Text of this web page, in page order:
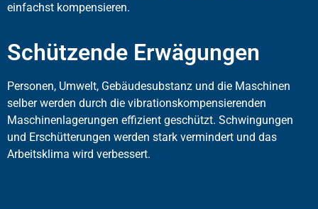
einfachst kompensieren.
Schützende Erwägungen
Personen, Umwelt, Gebäudesubstanz und die Maschinen
selber werden durch die vibrationskompensierenden
Maschinenlagerungen effizient geschützt. Schwingungen
und Erschütterungen werden stark vermindert und das
Arbeitsklima wird verbessert.